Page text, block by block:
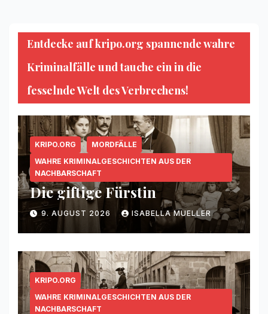
Entdecke auf kripo.org spannende wahre
Kriminalfälle und tauche ein in die
fesselnde Welt des Verbrechens!
KRIPO.ORG
MORDFÄLLE
WAHRE KRIMINALGESCHICHTEN AUS DER
NACHBARSCHAFT
Die giftige Fürstin
9. AUGUST 2026 ISABELLA MUELLER
KRIPO.ORG
WAHRE KRIMINALGESCHICHTEN AUS DER
NACHBARSCHAFT